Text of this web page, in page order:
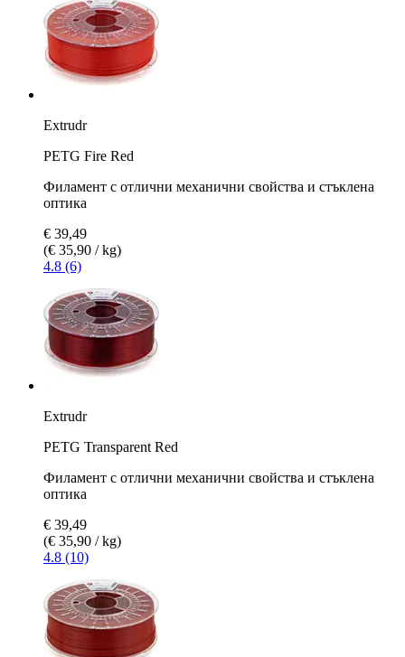
Extrudr
PETG Fire Red
Филамент с отлични механични свойства и стъклена
оптика
€ 39,49
(€ 35,90 / kg)
4.8 (6)
Extrudr
PETG Transparent Red
Филамент с отлични механични свойства и стъклена
оптика
€ 39,49
(€ 35,90 / kg)
4.8 (10)